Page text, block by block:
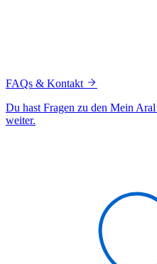
FAQs & Kontakt
Du hast Fragen zu den Mein
weiter.